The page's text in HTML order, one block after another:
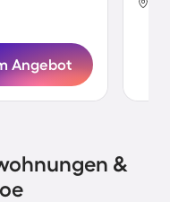
Angebot
&